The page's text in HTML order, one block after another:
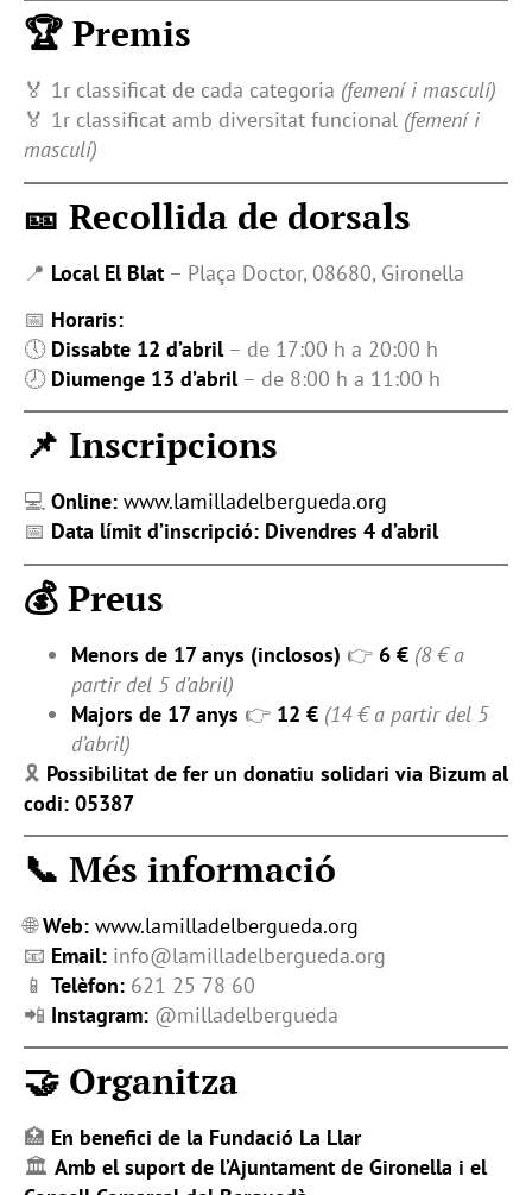
🏆 Premis
🏅 1r classificat de cada categoria (femení i masculí)
🏅 1r classificat amb diversitat funcional (femení i
masculí)
🎫 Recollida de dorsals
📍 Local El Blat – Plaça Doctor, 08680, Gironella
📅 Horaris:
🕔 Dissabte 12 d’abril– de 17:00 h a 20:00 h
🕗 Diumenge 13 d’abril– de 8:00 h a 11:00 h
📌 Inscripcions
💻 Online: www.lamilladelbergueda.org
📅 Data límit d’inscripció: Divendres 4 d’abril
💰 Preus
Menors de 17 anys (inclosos) 👉 6 € (8 € a
partir del 5 d’abril)
Majors de 17 anys 👉 12 € (14 € a partir del 5
d’abril)
🎗️ Possibilitat de fer un donatiu solidari via Bizum al
codi: 05387
📞 Més informació
🌐Web: www.lamilladelbergueda.org
📧 Email: info@lamilladelbergueda.org
📱 Telèfon: 621 25 78 60
📲 Instagram: @milladelbergueda
🤝 Organitza
🏥 En benefici de la Fundació La Llar
🏛 Amb el suport de l’Ajuntament de Gironella i el